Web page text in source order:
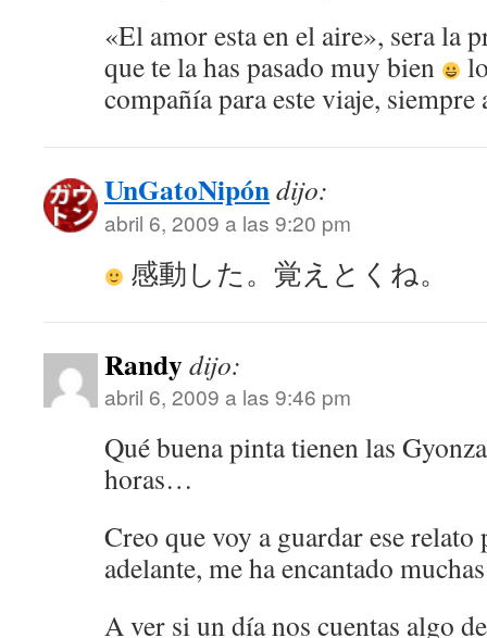
«El amor esta en el aire», sera la
que te la has pasado muy bien
compañía para este viaje,
UnGatoNipóndijo:
abril 6, 2009 a las 9:20 pm
感動した。覚えとくね。
Randydijo:
abril 6, 2009 a las 9:46 pm
Qué buena pinta tienen las
horas…
Creo que voy a guardar ese relato
adelante, me ha encantado
A ver si un día nos cuentas algo